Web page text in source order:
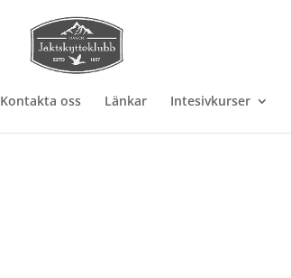
Kontakta oss Länkar Intesivkurser